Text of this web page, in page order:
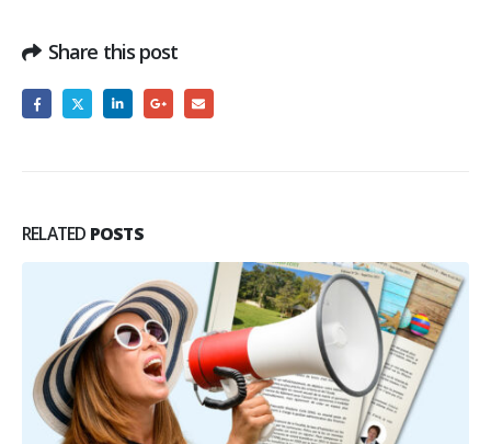
Share this post
RELATED POSTS